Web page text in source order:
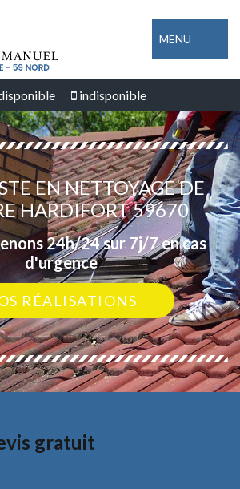
MENU
indisponible
EN NETTOYAGE DE
HARDIFORT 59670
24h/24 sur 7j/7 en cas
d'urgence
RÉALISATIONS
gratuit